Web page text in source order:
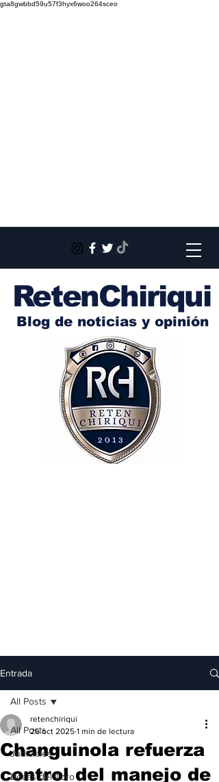
gta8gwbbd59u57f3hyx6woo264sceo
RetenChiriqui
Blog de noticias y opinión
Entrada
All Posts
Judiciales
Bocas del Toro
All Posts
Changuinola refuerza
control del manejo de
retenchiriqui
26 oct 2025 1 min de lectura